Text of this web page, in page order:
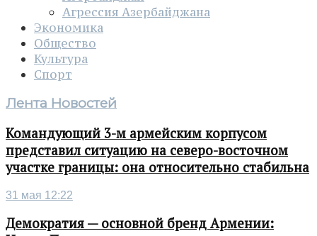
Агрессия Азербайджана
Экономика
Общество
Культура
Спорт
Лента Новостей
Командующий 3-м армейским корпусом
представил ситуацию на северо-восточном
участке границы: она относительно стабильна
31 мая 12:22
Демократия — основной бренд Армении: